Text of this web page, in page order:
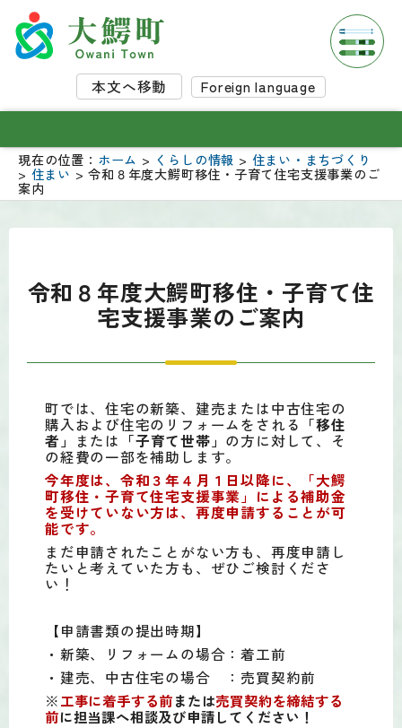
本文へ移動 Foreign language
現在の位置： ホーム > くらしの情報 > 住まい・まちづくり
> 住まい > 令和８年度大鰐町移住・子育て住宅支援事業のご
案内
令和８年度大鰐町移住・子育て住
宅支援事業のご案内
町では、住宅の新築、建売または中古住宅の
購入および住宅のリフォームをされる 「移住
者」 または 「子育て世帯」 の方に対して、そ
の経費の一部を補助します。
今年度は、令和３年４月１日以降に、「大鰐
町移住・子育て住宅支援事業」による補助金
を受けていない方は、再度申請することが可
能です。
まだ申請されたことがない方も、再度申請し
たいと考えていた方も、ぜひご検討くださ
い！
【申請書類の提出時期】
・新築、リフォームの場合：着工前
・建売、中古住宅の場合 ：売買契約前
※工事に着手する前または売買契約を締結する
前に担当課へ相談及び申請してください！